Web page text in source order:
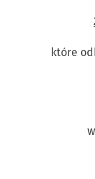
które